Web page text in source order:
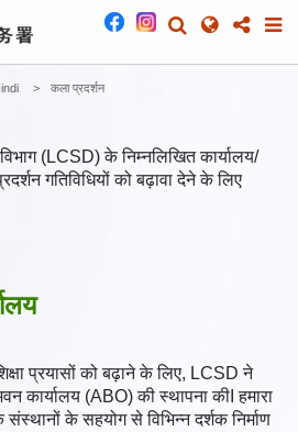
कला प्रदर्शन
(LCSD) के निम्नलिखित कार्यालय/
गतिविधियों को बढ़ावा देने के लिए
प्रयासों को बढ़ाने के लिए, LCSD ने
कार्यालय (ABO) की स्थापना कीI हमारा
के सहयोग से विभिन्न दर्शक निर्माण